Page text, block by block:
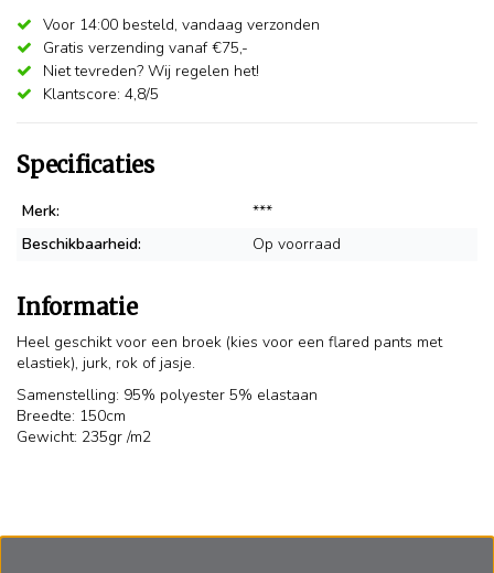
Voor 14:00 besteld, vandaag verzonden
Gratis verzending vanaf €75,-
Niet tevreden? Wij regelen het!
Klantscore: 4,8/5
Specificaties
Merk:
***
Beschikbaarheid:
Op voorraad
Informatie
Heel geschikt voor een broek (kies voor een flared pants met
elastiek), jurk, rok of jasje.
Samenstelling: 95% polyester 5% elastaan
Breedte: 150cm
Gewicht: 235gr /m2